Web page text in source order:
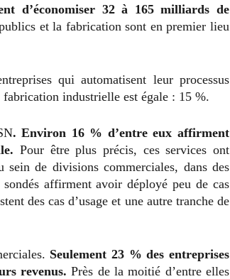
d’économiser 32 à 165 milliards de
et la fabrication sont en premier lieu
qui automatisent leur processus
industrielle est égale : 15 %.
. Environ 16 % d’entre eux affirment
Pour être plus précis, ces services ont
sein de divisions commerciales, dans des
affirment avoir déployé peu de cas
des cas d’usage et une autre tranche de
Seulement 23 % des entreprises
revenus. Près de la moitié d’entre elles